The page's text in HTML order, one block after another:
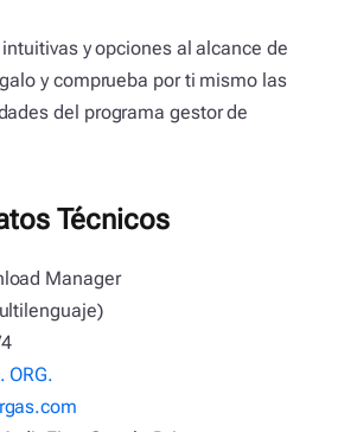
y opciones al alcance de
y comprueba por ti mismo las
del programa gestor de
Técnicos
Manager
ORG.